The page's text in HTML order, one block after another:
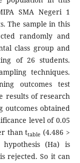
SMA Negeri 1
The sample in this
randomly and
class group and
of 26 students.
techniques.
outcomes test
results of research
outcomes obtained
level of 0.05
than ttable (4.486 >
(Ha) is
rejected. So it can